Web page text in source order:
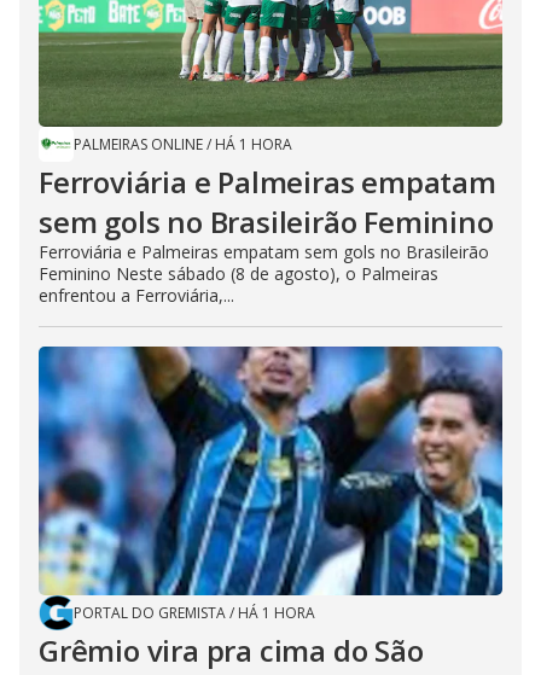
PALMEIRAS ONLINE/ HÁ 1 HORA
Ferroviária e Palmeiras empatam
sem gols no Brasileirão Feminino
Ferroviária e Palmeiras empatam sem gols no Brasileirão
Feminino Neste sábado (8 de agosto), o Palmeiras
enfrentou a Ferroviária,...
PORTAL DO GREMISTA/ HÁ 1 HORA
Grêmio vira pra cima do São